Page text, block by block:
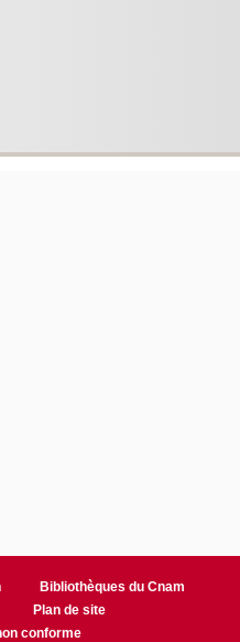
Bibliothèques du Cnam
Plan de site
conforme